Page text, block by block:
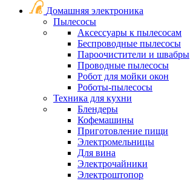
Домашняя электроника
Пылесосы
Аксессуары к пылесосам
Беспроводные пылесосы
Пароочистители и швабры
Проводные пылесосы
Робот для мойки окон
Роботы-пылесосы
Техника для кухни
Блендеры
Кофемашины
Приготовление пищи
Электромельницы
Для вина
Электрочайники
Электроштопор